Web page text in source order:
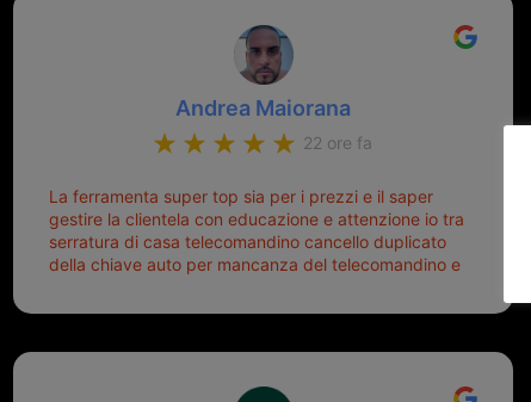
Andrea Maiorana
22 ore fa
La ferramenta super top sia per i prezzi e il saper
gestire la clientela con educazione e attenzione io tra
serratura di casa telecomandino cancello duplicato
della chiave auto per mancanza del telecomandino e
meglio ferramenta de ostia e poi il prorietario il signor